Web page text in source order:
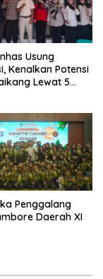
Usung
Kenalkan Potensi
Lewat 5
Penggalang
Daerah XI